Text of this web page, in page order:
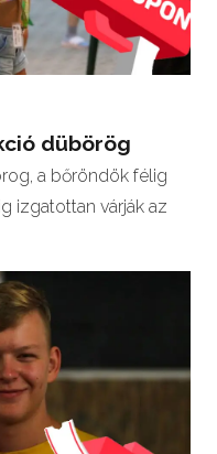
dübörög
a bőröndök félig
izgatottan várják az